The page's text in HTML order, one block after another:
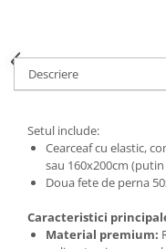
Descriere
Setul include:
Cearceaf cu elastic,
sau 160x200cm
Doua fete de perna
Caracteristici
Material premium: